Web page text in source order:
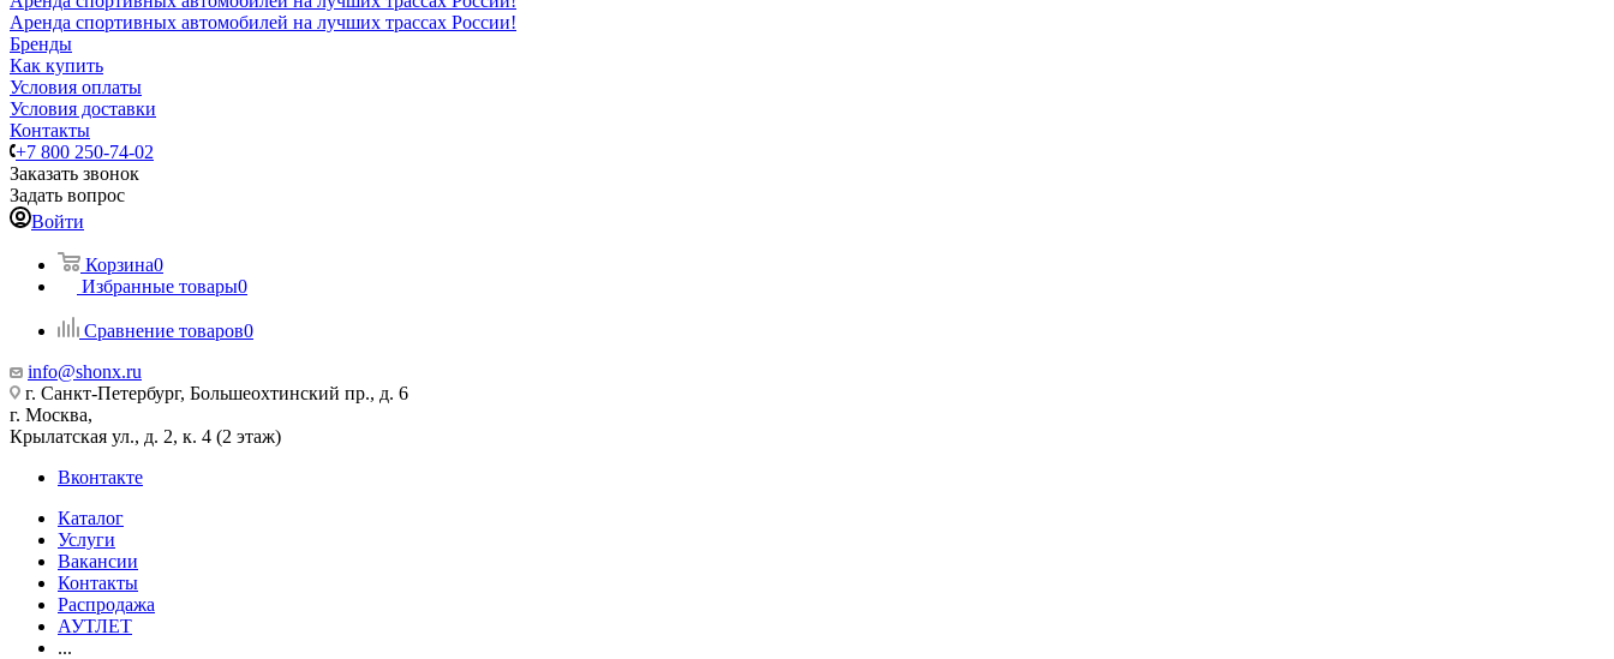
Аренда спортивных автомобилей на лучших трассах России!
Бренды
Как купить
Условия оплаты
Условия доставки
Контакты
+7 800 250-74-02
Заказать звонок
Задать вопрос
Войти
Корзина0
Избранные товары0
Сравнение товаров0
info@shonx.ru
г. Санкт-Петербург, Большеохтинский пр., д. 6
г. Москва,
Крылатская ул., д. 2, к. 4 (2 этаж)
Вконтакте
Каталог
Услуги
Вакансии
Контакты
Распродажа
АУТЛЕТ
...